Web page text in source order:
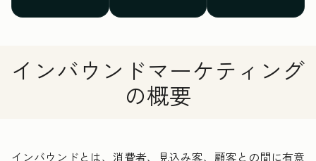
インバウンドマーケティング
の概要
インバウンドとは、消費者、見込み客、顧客との間に有意